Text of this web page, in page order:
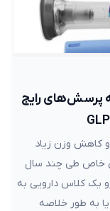
پرسش‌های رایج
و کاهش وزن زیاد
خاص طی چند سال
یک کلاس دارویی به
گیرنده پپتید شبه گلوکاگون ۱» یا به طور خلاصه